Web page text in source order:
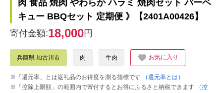
肉 食品 焼肉 やわらか ハラミ 焼肉セット バーベ
キュー BBQセット 定期便 》【2401A00426】
寄付金額:18,000円
兵庫県 加古川市 肉 牛肉 お気に入り
※「還元率」とは返礼品のお得度を測る指標です
（還元率とは）
※「控除上限額」の範囲内で寄付するとお得にふるさと納税できます
（控